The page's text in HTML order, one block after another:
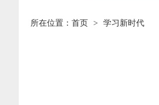
所在位置： 首页 > 学习新时代